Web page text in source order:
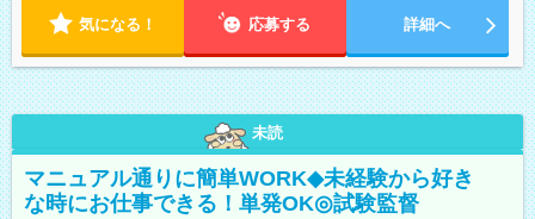
気になる！ 応募する 詳細へ
未読
マニュアル通りに簡単WORK◆未経験から好き
な時にお仕事できる！単発OK◎試験監督